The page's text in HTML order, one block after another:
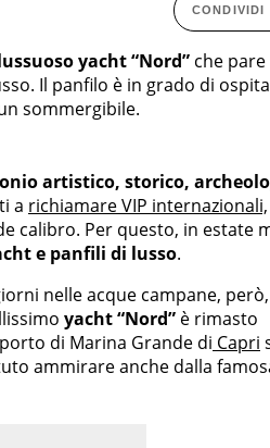
CONDIVIDI
yacht “Nord” che pare
Il panfilo è in grado di
sommergibile.
artistico, storico,
a richiamare VIP internazionali,
calibro. Per questo, in estate
e panfili di lusso.
nelle acque campane,
yacht “Nord” è rimasto
di Marina Grande di Capri
ammirare anche dalla